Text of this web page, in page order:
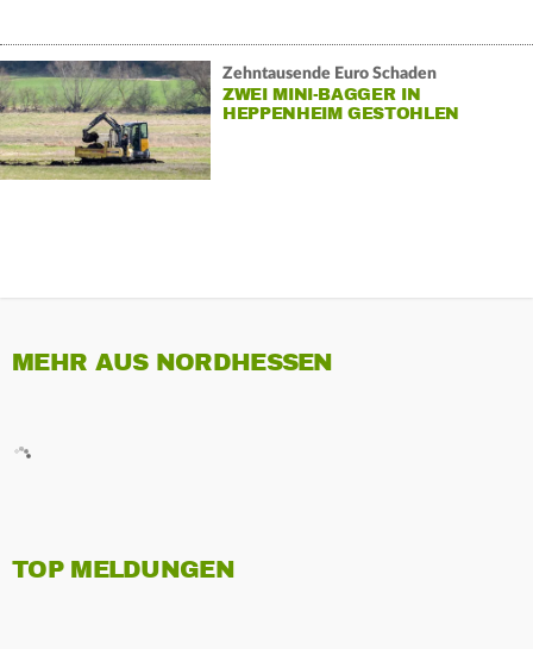
Zehntausende Euro Schaden
ZWEI MINI-BAGGER IN
HEPPENHEIM GESTOHLEN
MEHR AUS NORDHESSEN
TOP MELDUNGEN